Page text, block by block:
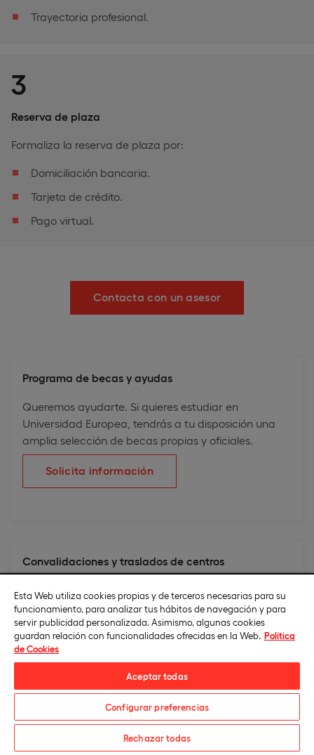
Trayectoria profesional.
3
Reserva de plaza
Formaliza la reserva de plaza por:
Domiciliación bancaria.
Tarjeta de crédito.
Pago virtual.
Contacta con un asesor
Programa de becas y ayudas
Queremos ayudarte. Si quieres estudiar en
Universidad Europea, tendrás a tu disposición una
amplia selección de becas propias y oficiales.
Solicita información
Convalidaciones y traslados de centros
No tienes por qué seguir en algo que no te gusta. Por
eso hemos diseñado planes específicos de
convalidaciones y traslados de centro.
Consulta cómo solicitar tu estudio de
convalidacionesonline para cambiar tu expediente y
comenzar tus estudios en Universidad Europea.
Solicita información
Esta Web utiliza cookies propias y de terceros necesarias para su
funcionamiento, para analizar tus hábitos de navegación y para
servir publicidad personalizada. Asimismo, algunas cookies
guardan relación con funcionalidades ofrecidas en la Web. Política
de Cookies
Aceptar todas
Configurar preferencias
Rechazar todas